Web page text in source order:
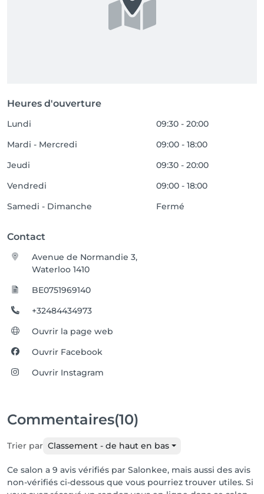
Heures d'ouverture
Lundi
09:30 - 20:00
Mardi - Mercredi
09:00 - 18:00
Jeudi
09:30 - 20:00
Vendredi
09:00 - 18:00
Samedi - Dimanche
Fermé
Contact
Avenue de Normandie 3,
Waterloo 1410
BE0751969140
+32484434973
Ouvrir la page web
Ouvrir Facebook
Ouvrir Instagram
Commentaires(10)
Trier par Classement - de haut en bas
Ce salon a 9 avis vérifiés par Salonkee, mais aussi des avis
non-vérifiés ci-dessous que vous pourriez trouver utiles. Si